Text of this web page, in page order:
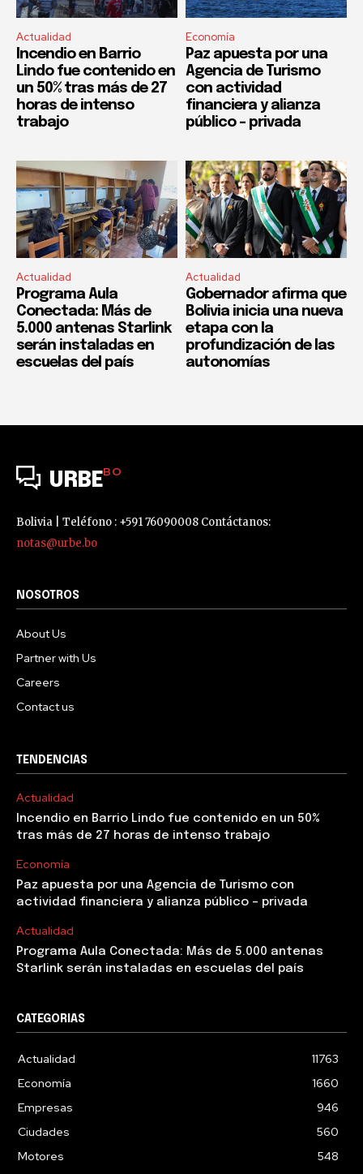
Actualidad
Incendio en Barrio
Lindo fue contenido en
un 50% tras más de 27
horas de intenso
trabajo
Economía
Paz apuesta por una
Agencia de Turismo
con actividad
financiera y alianza
público – privada
Actualidad
Programa Aula
Conectada: Más de
5.000 antenas Starlink
serán instaladas en
escuelas del país
Actualidad
Gobernador afirma que
Bolivia inicia una nueva
etapa con la
profundización de las
autonomías
URBEBO
Bolivia | Teléfono : +591 76090008 Contáctanos:
notas@urbe.bo
NOSOTROS
About Us
Partner with Us
Careers
Contact us
TENDENCIAS
Actualidad
Incendio en Barrio Lindo fue contenido en un 50%
tras más de 27 horas de intenso trabajo
Economía
Paz apuesta por una Agencia de Turismo con
actividad financiera y alianza público – privada
Actualidad
Programa Aula Conectada: Más de 5.000 antenas
Starlink serán instaladas en escuelas del país
CATEGORIAS
Actualidad
11763
Economía
1660
Empresas
946
Ciudades
560
Motores
548